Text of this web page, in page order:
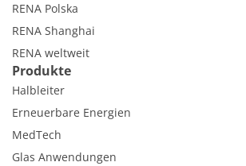
RENA Polska
RENA Shanghai
RENA weltweit
Produkte
Halbleiter
Erneuerbare Energien
MedTech
Glas Anwendungen